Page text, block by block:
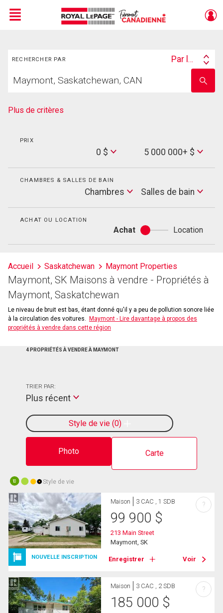
Menu
RECHERCHER PAR
Search
Par lieu
votre
nom
Plus de critères
PRIX
0 $
Max
Price
5 000 000+ $
CHAMBRES & SALLES DE BAIN
Chambres
Salles
de
Salles de bain
ACHAT OU LOCATION
Achat
Achat
ou
Location
Accueil Saskatchewan Maymont Properties
Maymont, SK Maisons à vendre - Propriétés à
Maymont, Saskatchewan
Le niveau de bruit est bas, étant donné qu'il y a peu de pollution sonore liée
à la circulation des voitures.
Maymont - Lire davantage à propos des
propriétés à vendre dans cette région
4 PROPRIÉTÉS À VENDRE À MAYMONT
Photo Carte
Style de vie 0
TRIER PAR:
Plus récent
10 Style de vie
NOUVELLE INSCRIPTION
Maison 3 CAC , 1 SDB
99 900 $
213 Main Street
Maymont, SK
Enregistrer Voir
?
Maison 3 CAC , 2 SDB
185 000 $
?